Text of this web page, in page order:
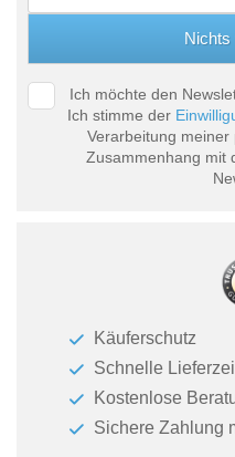
Ich möchte den
Ich stimme der
Verarbeitung
Zusammenhang mit
Käuferschutz
Schnelle
Kostenlose
Sichere Zahlung